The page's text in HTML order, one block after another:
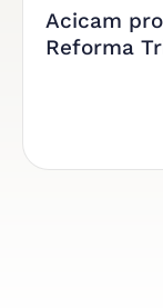
Acicam
Reforma